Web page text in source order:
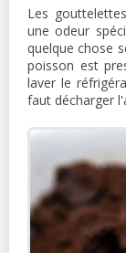
Les
une odeur
quelque chose
poisson est
laver le
faut décharger